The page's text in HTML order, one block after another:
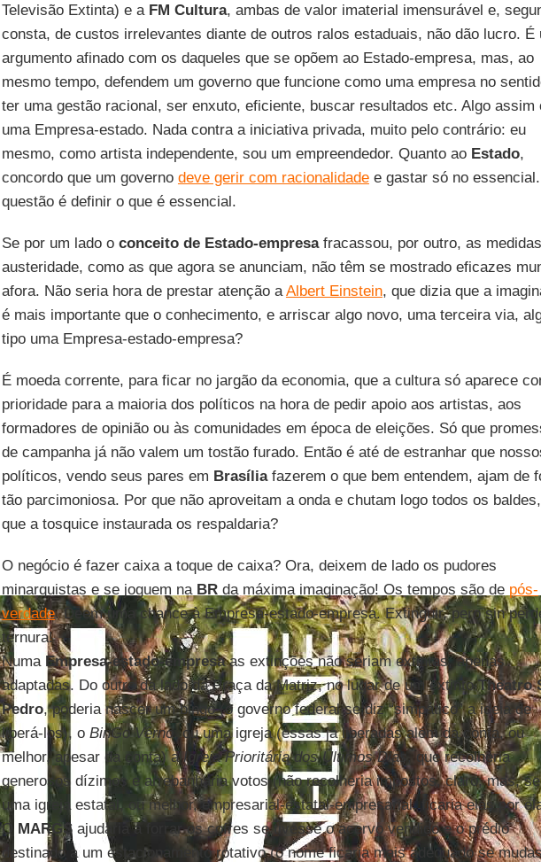
Televisão Extinta) e a FM Cultura, ambas de valor imaterial imensurável e,
consta, de custos irrelevantes diante de outros ralos estaduais, não dão lucro. É
argumento afinado com os daqueles que se opõem ao Estado-empresa, mas, ao
mesmo tempo, defendem um governo que funcione como uma empresa no
ter uma gestão racional, ser enxuto, eficiente, buscar resultados etc. Algo assim
uma Empresa-estado. Nada contra a iniciativa privada, muito pelo contrário: eu
mesmo, como artista independente, sou um empreendedor. Quanto ao Estado,
concordo que um governo deve gerir com racionalidadee gastar só no essencial.
questão é definir o que é essencial.
Se por um lado o conceito de Estado-empresafracassou, por outro, as
austeridade, como as que agora se anunciam, não têm se mostrado eficazes
afora. Não seria hora de prestar atenção aAlbert Einstein, que dizia que a
é mais importante que o conhecimento, e arriscar algo novo, uma terceira via,
tipo uma Empresa-estado-empresa?
É moeda corrente, para ficar no jargão da economia, que a cultura só aparece
prioridade para a maioria dos políticos na hora de pedir apoio aos artistas, aos
formadores de opinião ou às comunidades em época de eleições. Só que
de campanha já não valem um tostão furado. Então é até de estranhar que
políticos, vendo seus pares em Brasíliafazerem o que bem entendem, ajam de
tão parcimoniosa. Por que não aproveitam a onda e chutam logo todos os
que a tosquice instaurada os respaldaria?
O negócio é fazer caixa a toque de caixa? Ora, deixem de lado os pudores
minarquistas e se joguem na BRda máxima imaginação! Os tempos são de pós-
verdade. Deem uma chance à Empresa-estado-empresa. Extinguir, pero sin
ternura!
Numa Empresa-estado-empresaas extinções não seriam extintas, apenas
adaptadas. Do outro da lado da Praça da Matriz, no lugar de um extintoTheatro
Pedro, poderia nascer um bingo (o governo federal se diz “simpático” a ideia de
liberá-los), o BinGo Vêrno , ou uma igreja (essas já liberadas além da conta, ou
melhor, apesar da conta) aIgreja Prioritária dos Últimos Dias , que recolheria
generosos dízimos e arrebanharia votos (não recolheria impostos, claro, mas,
uma igreja estatal, ou melhor, empresarial-estatal-empresarial, ficaria elas por
O MARGSajudaria a forrar os cofres se tivesse o acervo vendido e o prédio
destinado a um estacionamento rotativo (o nome ficaria mais adequado se